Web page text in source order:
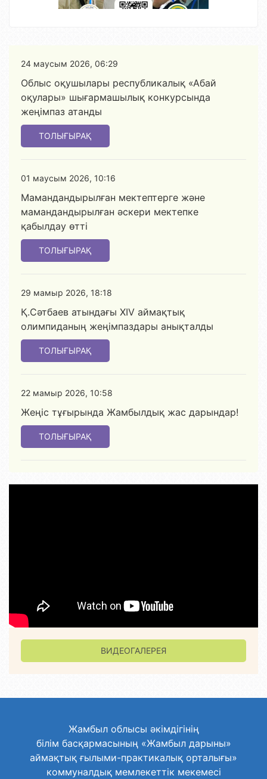
24 маусым 2026, 06:29
Облыс оқушылары республикалық «Абай
оқулары» шығармашылық конкурсында
жеңімпаз атанды
ТОЛЫҒЫРАҚ
01 маусым 2026, 10:16
Мамандандырылған мектептерге және
мамандандырылған әскери мектепке
қабылдау өтті
ТОЛЫҒЫРАҚ
29 мамыр 2026, 18:18
Қ.Сәтбаев атындағы XIV аймақтық
олимпиданың жеңімпаздары анықталды
ТОЛЫҒЫРАҚ
22 мамыр 2026, 10:58
Жеңіс тұғырында Жамбылдық жас дарындар!
ТОЛЫҒЫРАҚ
ВИДЕОГАЛЕРЕЯ
Жамбыл облысы әкімдігінің
білім басқармасының «Жамбыл дарыны»
аймақтық ғылыми-практикалық орталығы»
коммуналдық мемлекеттік мекемесі